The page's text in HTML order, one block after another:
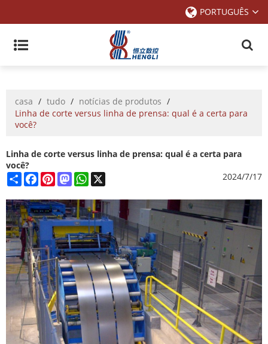
PORTUGUÊS
casa / tudo / notícias de produtos /
Linha de corte versus linha de prensa: qual é a certa para
você?
Linha de corte versus linha de prensa: qual é a certa para
você?
ShareFacebook
PinterestMastodonWhatsApp 2024/7/17